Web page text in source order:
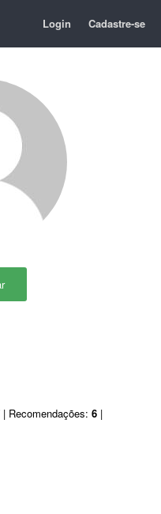
Login Cadastre-se
| Recomendações: 6 |